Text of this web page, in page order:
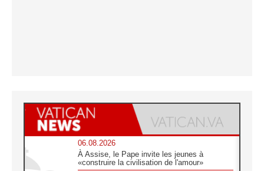
06.08.2026
À Assise, le Pape invite les jeunes à
«construire la civilisation de l'amour»